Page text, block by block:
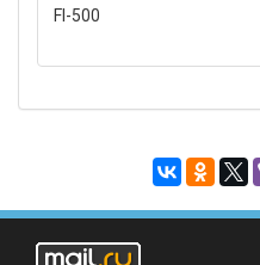
FI-500